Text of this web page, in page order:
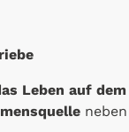
Leben auf dem